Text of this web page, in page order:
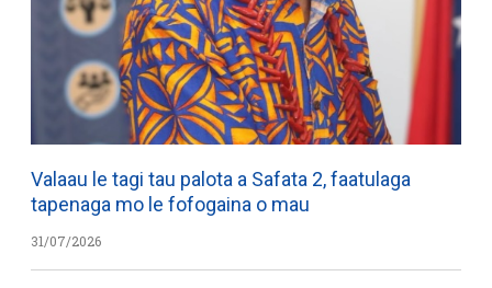
Valaau le tagi tau palota a Safata 2, faatulaga
tapenaga mo le fofogaina o mau
31/07/2026